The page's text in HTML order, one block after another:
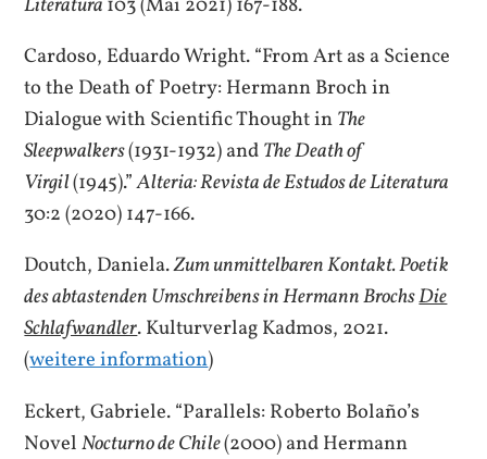
Cardoso, Eduardo Wright. “From Art as a Science
to the Death of Poetry: Hermann Broch in
Dialogue with Scientific Thought inThe
Sleepwalkers(1931-1932) andThe Death of
Virgil(1945).”Alteria: Revista de Estudos de Literatura
30:2 (2020) 147-166.
Doutch, Daniela.Zum unmittelbaren Kontakt. Poetik
des abtastenden Umschreibens in Hermann BrochsDie
Schlafwandler. Kulturverlag Kadmos, 2021.
(weitere information)
Eckert, Gabriele. “Parallels: Roberto Bolaño’s
NovelNocturno de Chile(2000) and Hermann